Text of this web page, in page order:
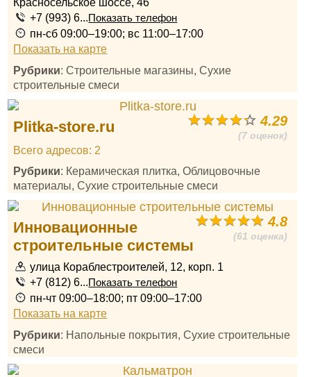
+7 (993) 6...Показать телефон
пн-сб 09:00–19:00; вс 11:00–17:00
Показать на карте
Рубрики: Строительные магазины, Сухие
строительные смеси
4.29
(7 оценок)
Plitka-store.ru
Всего адресов: 2
Рубрики: Керамическая плитка, Облицовочные
материалы, Сухие строительные смеси
4.8
(61 оценка)
Инновационные
строительные системы
улица Кораблестроителей, 12, корп. 1
+7 (812) 6...Показать телефон
пн-чт 09:00–18:00; пт 09:00–17:00
Показать на карте
Рубрики: Напольные покрытия, Сухие строительные
смеси